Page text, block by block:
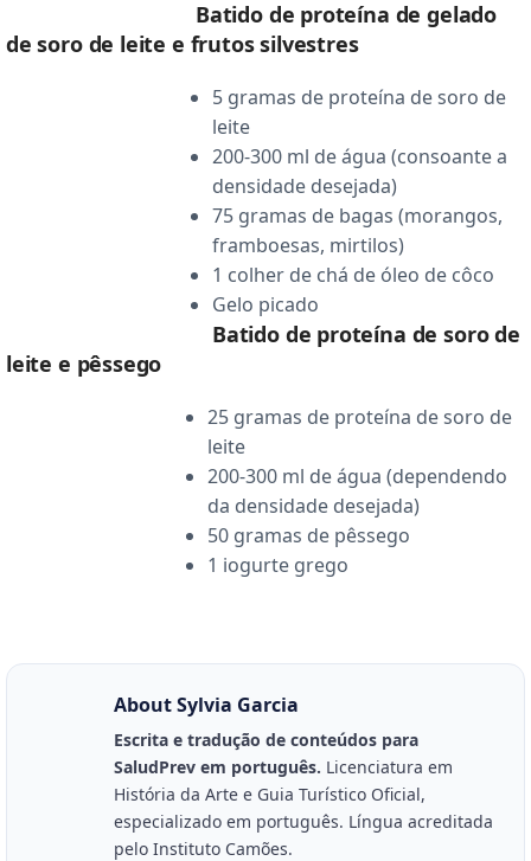
Batido de proteína de gelado
de soro de leite e frutos silvestres
5 gramas de proteína de soro de
leite
200-300 ml de água (consoante a
densidade desejada)
75 gramas de bagas (morangos,
framboesas, mirtilos)
1 colher de chá de óleo de côco
Gelo picado
Batido de proteína de soro de
leite e pêssego
25 gramas de proteína de soro de
leite
200-300 ml de água (dependendo
da densidade desejada)
50 gramas de pêssego
1 iogurte grego
About Sylvia Garcia
Escrita e tradução de conteúdos para
SaludPrev em português. Licenciatura em
História da Arte e Guia Turístico Oficial,
especializado em português. Língua acreditada
pelo Instituto Camões.